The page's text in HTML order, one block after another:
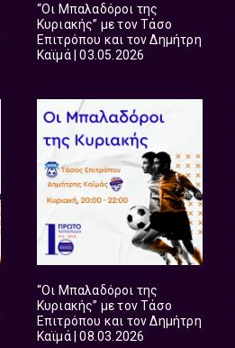
“Οι Μπαλαδόροι της
Κυριακής” με τον Τάσο
Επιτρόπου και τον Δημήτρη
Καϊμά | 03.05.2026
“Οι Μπαλαδόροι της
Κυριακής” με τον Τάσο
Επιτρόπου και τον Δημήτρη
Καϊμά | 08.03.2026